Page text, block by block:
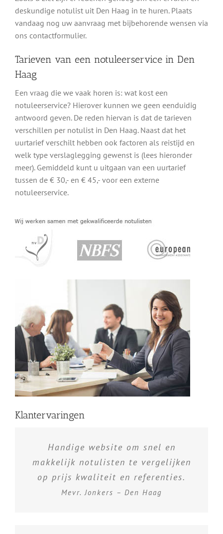
deskundige notulist uit Den Haag in te huren. Plaats
vandaag nog uw aanvraag met bijbehorende wensen via
ons contactformulier.
Tarieven van een notuleerservice in Den
Haag
Een vraag die we vaak horen is: wat kost een
notuleerservice? Hierover kunnen we geen eenduidig
antwoord geven. De reden hiervan is dat de tarieven
verschillen per notulist in Den Haag. Naast dat het
uurtarief verschilt hebben ook factoren als reistijd en
welk type verslaglegging gewenst is (lees hieronder
meer). Gemiddeld kunt u uitgaan van een uurtarief
tussen de € 30,- en € 45,- voor een externe
notuleerservice.
Klantervaringen
Handige website om snel en
makkelijk notulisten te vergelijken
op prijs kwaliteit en referenties.
Mevr. Jonkers – Den Haag